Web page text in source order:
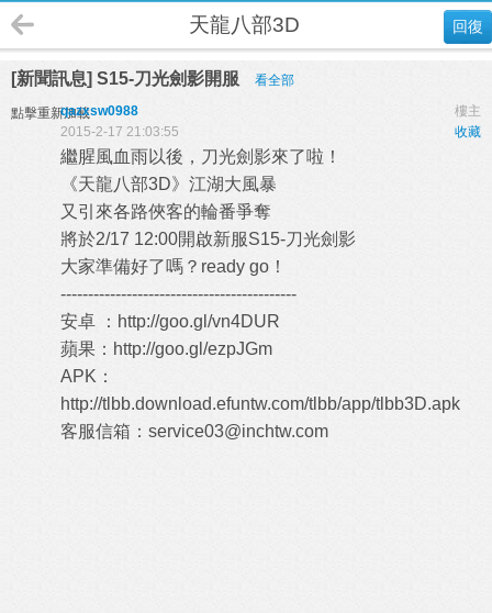
回復
天龍八部3D
[新聞訊息] S15-刀光劍影開服 看全部
點擊重新加載 樓主
qazxsw0988
收藏
2015-2-17 21:03:55
繼腥風血雨以後，刀光劍影來了啦！
《天龍八部3D》江湖大風暴
又引來各路俠客的輪番爭奪
將於2/17 12:00開啟新服S15-刀光劍影
大家準備好了嗎？ready go！
-------------------------------------------
安卓 ： http://goo.gl/vn4DUR
蘋果： http://goo.gl/ezpJGm
APK：
http://tlbb.download.efuntw.com/tlbb/app/tlbb3D.apk
客服信箱： service03@inchtw.com